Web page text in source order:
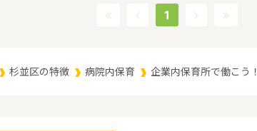
1
杉並区の特徴 病院内保育 企業内保育所で働こう！